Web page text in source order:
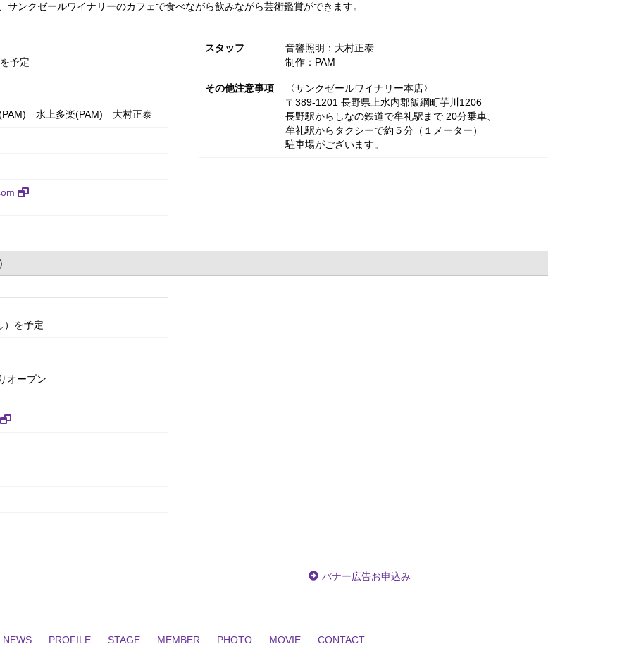
サンクゼールワイナリーのカフェで食べながら飲みながら芸術鑑賞ができます。
予定
水上多楽(PAM) 大村正泰
スタッフ
音響照明：大村正泰
制作：PAM
その他注意事項
〈サンクゼールワイナリー本店〉
〒389-1201 長野県上水内郡飯綱町芋川1206
長野駅からしなの鉄道で牟礼駅まで 20分乗車、
牟礼駅からタクシーで約５分（１メーター）
駐車場がございます。
）を予定
オープン
バナー広告お申込み
NEWS PROFILE STAGE MEMBER PHOTO MOVIE CONTACT